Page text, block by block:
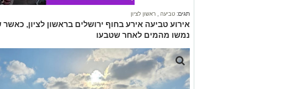
תגים: טביעה ראשון לציון
נמשו מהמים לאחר שטבעו